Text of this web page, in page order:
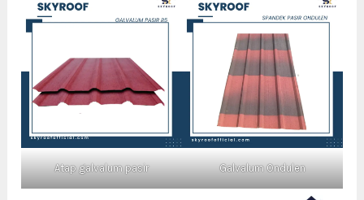
Atap galvalum pasir Galvalum Ondulen